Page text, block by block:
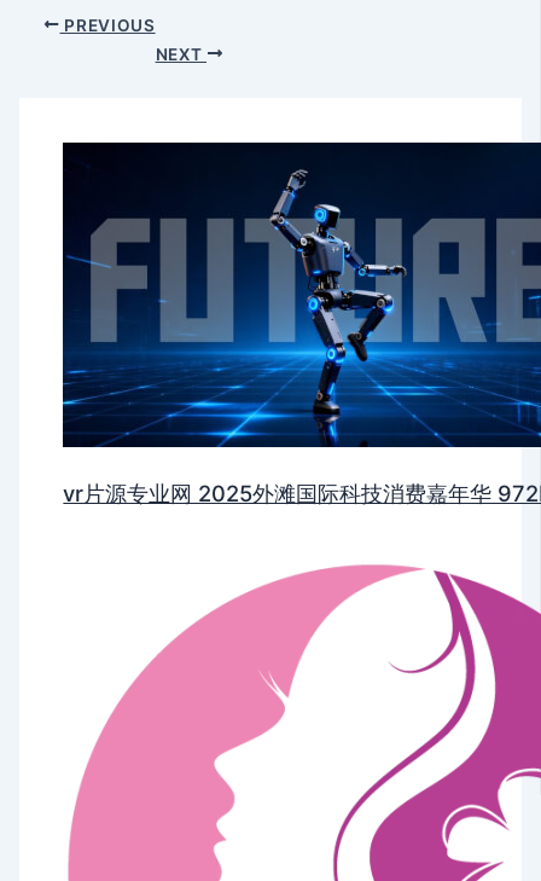
PREVIOUS
NEXT
vr片源专业网 2025外滩国际科技消费嘉年华